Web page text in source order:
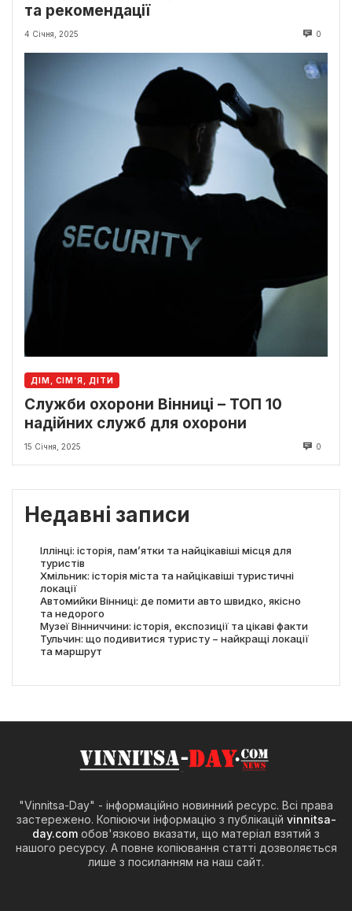
та рекомендації
4 Січня, 2025 0
ДІМ, СІМ’Я, ДІТИ
Служби охорони Вінниці – ТОП 10
надійних служб для охорони
15 Січня, 2025 0
Недавні записи
Іллінці: історія, пам’ятки та найцікавіші місця для
туристів
Хмільник: історія міста та найцікавіші туристичні
локації
Автомийки Вінниці: де помити авто швидко, якісно
та недорого
Музеї Вінниччини: історія, експозиції та цікаві факти
Тульчин: що подивитися туристу − найкращі локації
та маршрут
"Vinnitsa-Day" - інформаційно новинний ресурс. Всі права
застережено. Копіюючи інформацію з публікацій vinnitsa-
day.com обов'язково вказати, що матеріал взятий з
нашого ресурсу. А повне копіювання статті дозволяється
лише з посиланням на наш сайт.